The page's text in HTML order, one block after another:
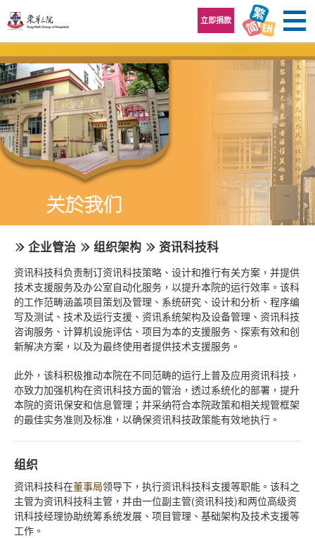
立即捐款
企业管治 组织架构 资讯科技科
资讯科技科负责制订资讯科技策略、设计和推行有关方案，并提供
技术支援服务及办公室自动化服务，以提升本院的运行效率。该科
的工作范畴涵盖项目策划及管理、系统研究、设计和分析、程序编
写及测试、技术及运行支援、资讯系统架构及设备管理、资讯科技
咨询服务、计算机设施评估、项目为本的支援服务、探索有效和创
新解决方案，以及为最终使用者提供技术支援服务。
此外，该科积极推动本院在不同范畴的运行上普及应用资讯科技，
亦致力加强机构在资讯科技方面的管治，透过系统化的部署，提升
本院的资讯保安和信息管理；并采纳符合本院政策和相关规管框架
的最佳实务准则及标准，以确保资讯科技政策能有效地执行。
组织
资讯科技科在董事局领导下，执行资讯科技科支援等职能。该科之
主管为资讯科技科主管，并由一位副主管(资讯科技)和两位高级资
讯科技经理协助统筹系统发展、项目管理、基础架构及技术支援等
工作。